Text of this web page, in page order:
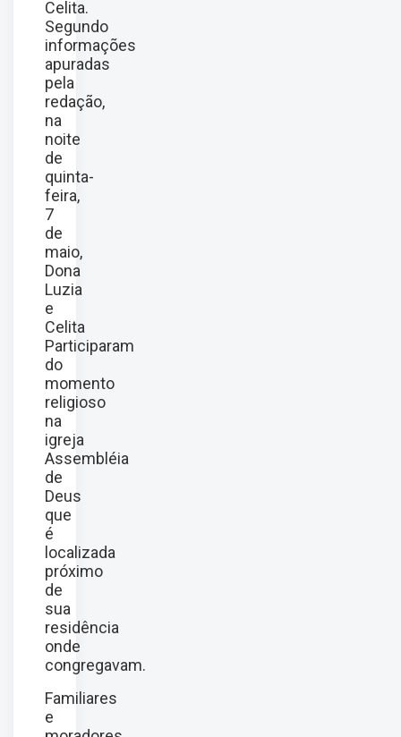
Celita.
Segundo
informações
apuradas
pela
redação,
na
noite
de
quinta-
feira,
7
de
maio,
Dona
Luzia
e
Celita
Participaram
do
momento
religioso
na
igreja
Assembléia
de
Deus
que
é
localizada
próximo
de
sua
residência
onde
congregavam.
Familiares
e